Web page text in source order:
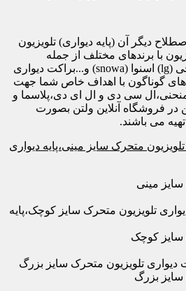
دیگر آن (پایه دیواری) تلویزیون
با برندهای مختلف از جمله
سامسونگ (samsung) و ال جی (lg) اسنوا (snowa) و...براکت دیواری
گوناگون با اهداف خاص شما جهت
سی دی و ال ای دی،پلاسما و
در فروشگاه آنلاین ولتن بصورت
می باشند.
متحرک سایز مینی،پایه دیواری
مینی
تلویزیون متحرک سایز کوچک،پایه
سایز کوچک
دیواری تلویزیون متحرک سایز بزرگ
بزرگ